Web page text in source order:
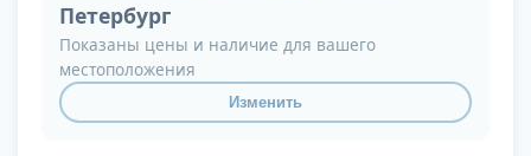
Петербург
Показаны цены и наличие для вашего
местоположения
Изменить